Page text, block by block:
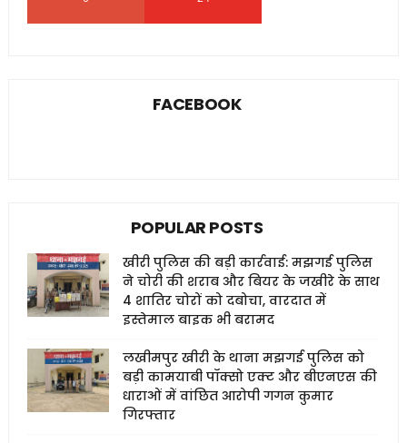
FACEBOOK
POPULAR POSTS
खीरी पुलिस की बड़ी कार्रवाई: मझगई पुलिस
ने चोरी की शराब और बियर के जखीरे के साथ
4 शातिर चोरों को दबोचा, वारदात में
इस्तेमाल बाइक भी बरामद
लखीमपुर खीरी के थाना मझगई पुलिस को
बड़ी कामयाबी पॉक्सो एक्ट और बीएनएस की
धाराओं में वांछित आरोपी गगन कुमार
गिरफ्तार